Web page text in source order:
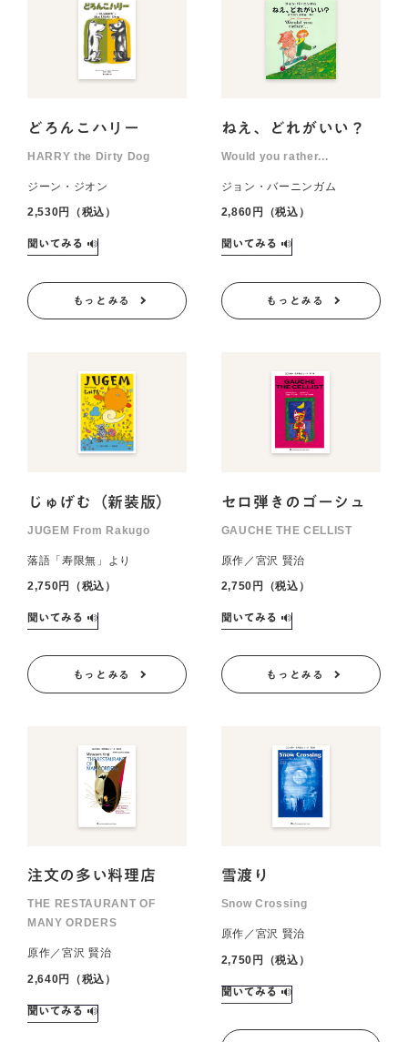
どろんこハリー
HARRY the Dirty Dog
ジーン・ジオン
2,530円（税込）
もっとみる
ねえ、どれがいい？
Would you rather...
ジョン・バーニンガム
2,860円（税込）
もっとみる
じゅげむ（新装版）
JUGEM From Rakugo
落語「寿限無」より
2,750円（税込）
もっとみる
セロ弾きのゴーシュ
GAUCHE THE CELLIST
原作／宮沢 賢治
2,750円（税込）
もっとみる
注文の多い料理店
THE RESTAURANT OF
MANY ORDERS
原作／宮沢 賢治
2,640円（税込）
雪渡り
Snow Crossing
原作／宮沢 賢治
2,750円（税込）